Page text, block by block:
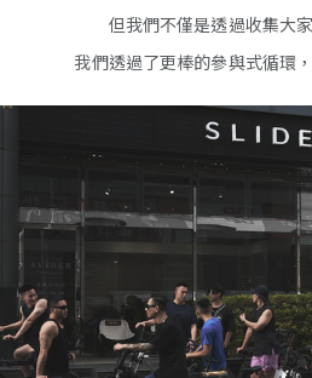
但我們不僅是透過收集大
我們透過了更棒的參與式循環